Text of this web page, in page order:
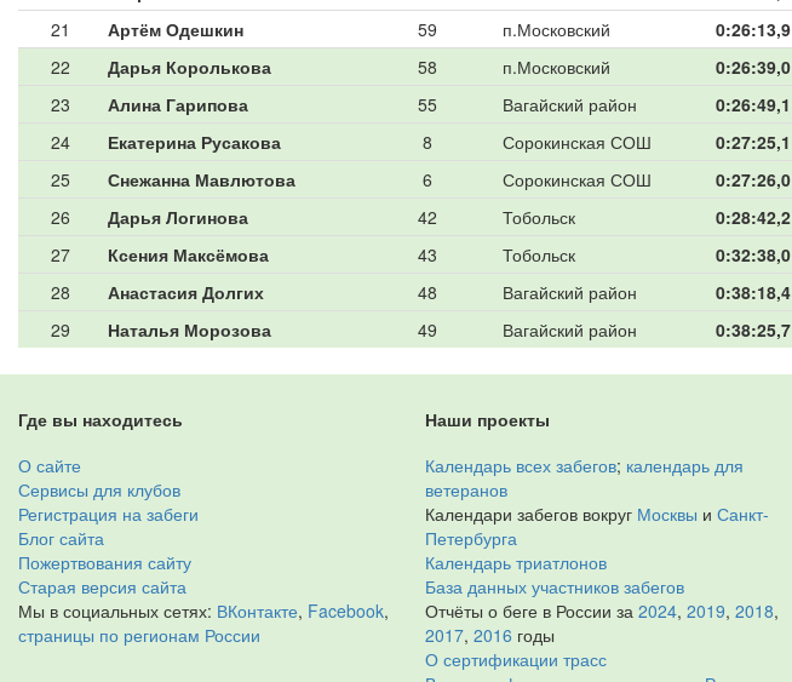
21
Артём Одешкин 59 п.Московский 0:26:13,9
22
Дарья Королькова 58 п.Московский 0:26:39,0
23
Алина Гарипова 55 Вагайский район 0:26:49,1
24
Екатерина Русакова 8 Сорокинская СОШ 0:27:25,1
25
Снежанна Мавлютова 6 Сорокинская СОШ 0:27:26,0
26
Дарья Логинова 42 Тобольск 0:28:42,2
27
Ксения Максёмова 43 Тобольск 0:32:38,0
28
Анастасия Долгих 48 Вагайский район 0:38:18,4
29
Наталья Морозова 49 Вагайский район 0:38:25,7
Где вы находитесь
О сайте
Сервисы для клубов
Регистрация на забеги
Блог сайта
Пожертвования сайту
Старая версия сайта
Мы в социальных сетях: ВКонтакте, Facebook,
страницы по регионам России
Наши проекты
Календарь всех забегов; календарь для
ветеранов
Календари забегов вокруг Москвы и Санкт-
Петербурга
Календарь триатлонов
База данных участников забегов
Отчёты о беге в России за 2024, 2019, 2018,
2017, 2016 годы
О сертификации трасс